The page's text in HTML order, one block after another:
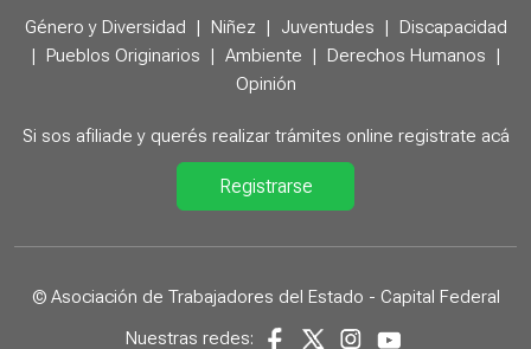
Género y Diversidad | Niñez | Juventudes | Discapacidad
| Pueblos Originarios | Ambiente | Derechos Humanos |
Opinión
Si sos afiliade y querés realizar trámites online registrate acá
Registrarse
© Asociación de Trabajadores del Estado - Capital Federal
Nuestras redes: